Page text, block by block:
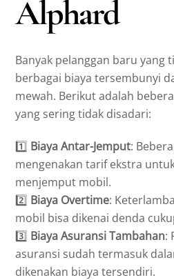
Alphard
Banyak pelanggan baru yang
berbagai biaya tersembunyi
mewah. Berikut adalah
yang sering tidak disadari:
1️⃣ Biaya Antar-Jemput:
mengenakan tarif ekstra
menjemput mobil.
2️⃣ Biaya Overtime:
mobil bisa dikenai denda
3️⃣ Biaya Asuransi Tambahan:
asuransi sudah termasuk
dikenakan biaya tersendiri.